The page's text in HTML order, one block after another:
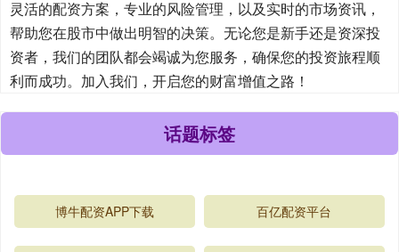
灵活的配资方案，专业的风险管理，以及实时的市场资讯，
帮助您在股市中做出明智的决策。无论您是新手还是资深投
资者，我们的团队都会竭诚为您服务，确保您的投资旅程顺
利而成功。加入我们，开启您的财富增值之路！
话题标签
博牛配资APP下载 百亿配资平台